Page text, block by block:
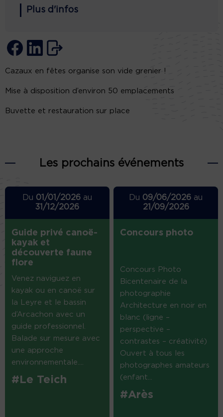
Plus d'infos
Cazaux en fêtes organise son vide grenier !
Mise à disposition d’environ 50 emplacements
Buvette et restauration sur place
Les prochains événements
Du 01/01/2026au
31/12/2026
Guide privé canoë-
kayak et
découverte faune
flore
Venez naviguez en
kayak ou en canoë sur
la Leyre et le bassin
d’Arcachon avec un
guide professionnel.
Balade sur mesure avec
une approche
environnementale....
#Le Teich
Du 09/06/2026 au
21/09/2026
Concours photo
Concours Photo
Bicentenaire de la
photographie
Architecture en noir en
blanc (ligne –
perspective –
contrastes – créativité)
Ouvert à tous les
photographes amateurs
(enfant...
#Arès